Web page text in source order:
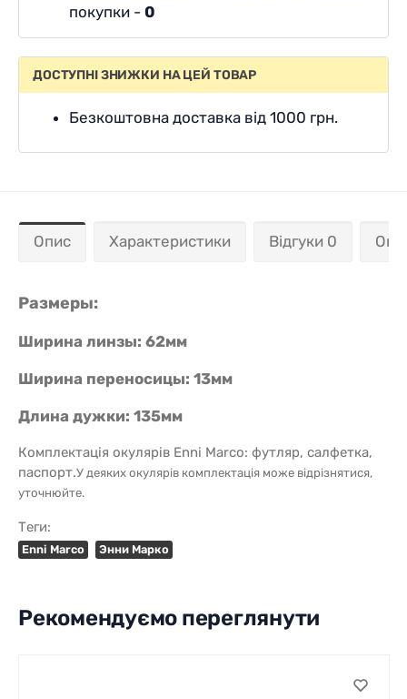
покупки - 0
ДОСТУПНІ ЗНИЖКИ НА ЦЕЙ ТОВАР
Безкоштовна доставка від 1000 грн.
Опис Характеристики Відгуки 0
Размеры:
Ширина линзы: 62мм
Ширина переносицы: 13мм
Длина дужки: 135мм
Комплектація окулярів Enni Marco: футляр, салфетка,
паспорт.У деяких окулярів комплектація може відрізнятися,
уточнюйте.
Теги:
Enni Marco Энни Марко
Рекомендуємо переглянути